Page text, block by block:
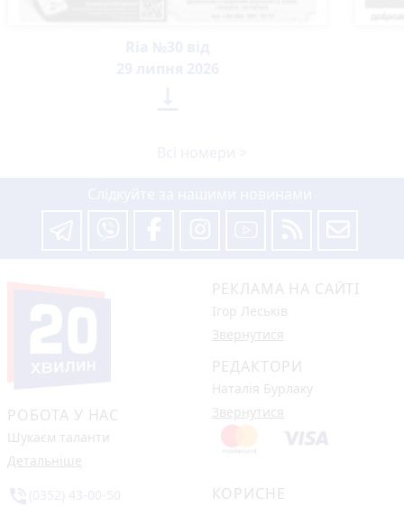
РОБОТА У НАС
Шукаєм таланти
Детальніше
РЕКЛАМА НА САЙТІ
Ігор Леськів
Звернутися
РЕДАКТОРИ
Наталія Бурлаку
Звернутися
КОРИСНЕ